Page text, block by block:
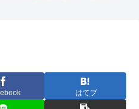
はてブ